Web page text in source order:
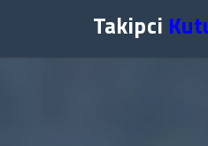
Takipci